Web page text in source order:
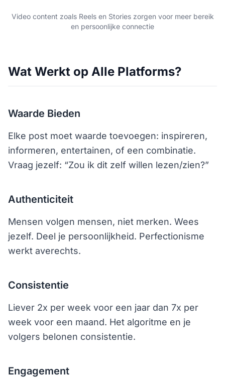
Video content zoals Reels en Stories zorgen voor meer bereik
en persoonlijke connectie
Wat Werkt op Alle Platforms?
Waarde Bieden
Elke post moet waarde toevoegen: inspireren,
informeren, entertainen, of een combinatie.
Vraag jezelf: “Zou ik dit zelf willen lezen/zien?”
Authenticiteit
Mensen volgen mensen, niet merken. Wees
jezelf. Deel je persoonlijkheid. Perfectionisme
werkt averechts.
Consistentie
Liever 2x per week voor een jaar dan 7x per
week voor een maand. Het algoritme en je
volgers belonen consistentie.
Engagement